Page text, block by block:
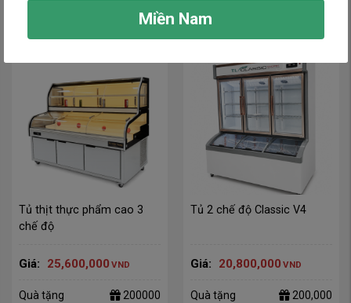
0
Tủ thịt thực phẩm cao 3
chế độ
Giá: 25,600,000 VND
Quà tặng 200000
Tủ 2 chế độ Classic V4
Giá: 20,800,000 VND
Quà tặng 200,000
Miền Nam